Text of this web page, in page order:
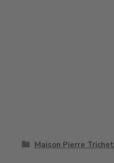
Maison Pierre Trichet